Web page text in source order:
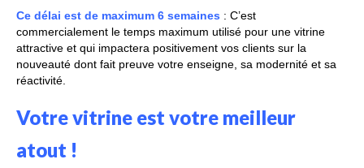
Ce délai est de maximum 6 semaines : C’est
commercialement le temps maximum utilisé pour une vitrine
attractive et qui impactera positivement vos clients sur la
nouveauté dont fait preuve votre enseigne, sa modernité et sa
réactivité.
Votre vitrine est votre meilleur
atout !